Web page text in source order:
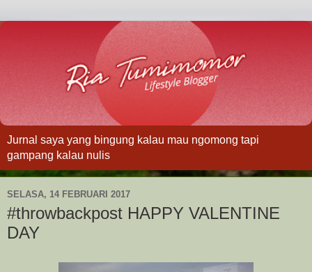
Jurnal saya yang bingung kalau mau ngomong tapi
gampang kalau nulis
SELASA, 14 FEBRUARI 2017
#throwbackpost HAPPY VALENTINE
DAY